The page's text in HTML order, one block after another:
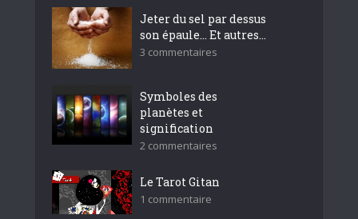
Jeter du sel par dessus
son épaule… Et autres...
3 commentaires
Symboles des
planètes et
signification
2 commentaires
Le Tarot Gitan
1 commentaire